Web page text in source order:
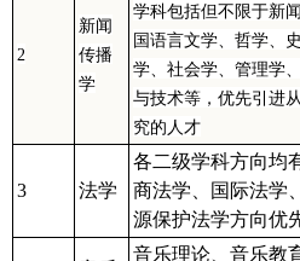
2
新闻
传播
学
学科包括但不限于新
国语言文学、哲学、
学、社会学、管理学
与技术等，优先引进
究的人才
3 法学
各二级学科方向均
商法学、国际法学
源保护法学方向优
音乐理论、音乐教